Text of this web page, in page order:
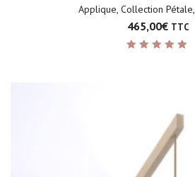
Applique, Collection Pétale,
465,00€ TTC